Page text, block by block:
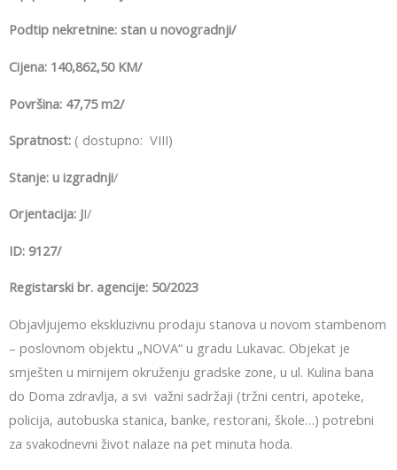
Podtip nekretnine: stan u novogradnji/
Cijena: 140,862,50 KM/
Površina: 47,75 m2/
Spratnost: ( dostupno: VIII)
Stanje: u izgradnji/
Orjentacija: JI/
ID: 9127/
Registarski br. agencije: 50/2023
Objavljujemo ekskluzivnu prodaju stanova u novom stambenom
– poslovnom objektu „NOVA“ u gradu Lukavac. Objekat je
smješten u mirnijem okruženju gradske zone, u ul. Kulina bana
do Doma zdravlja, a svi važni sadržaji (tržni centri, apoteke,
policija, autobuska stanica, banke, restorani, škole…) potrebni
za svakodnevni život nalaze na pet minuta hoda.